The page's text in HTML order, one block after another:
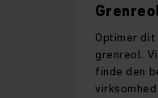
Optimer
grenreol.
finde den
virksomhed.